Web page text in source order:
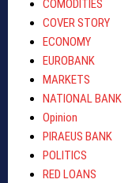
COMODITIES
COVER STORY
ECONOMY
EUROBANK
MARKETS
NATIONAL BANK
Opinion
PIRAEUS BANK
POLITICS
RED LOANS